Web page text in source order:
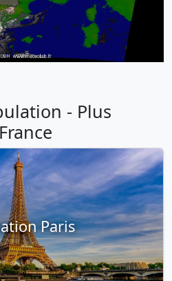
- Plus
Paris